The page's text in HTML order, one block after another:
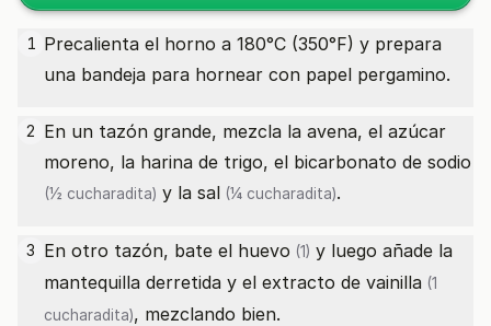
1 Precalienta el horno a 180°C (350°F) y prepara
una bandeja para hornear con papel pergamino.
2 En un tazón grande, mezcla la avena, el azúcar
moreno, la harina de trigo, el bicarbonato de sodio
(½ cucharadita) y la sal (¼ cucharadita).
3 En otro tazón, bate el huevo (1) y luego añade la
mantequilla derretida y el extracto de vainilla (1
cucharadita), mezclando bien.